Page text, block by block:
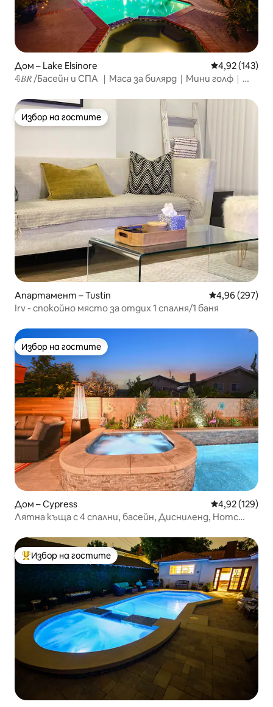
Дом – Lake Elsinore Средна
4,92 (143)
𝟜𝐵𝑅 /Басейн и СПА ｜Маса за билярд｜Мини голф｜
Избор на гостите
Избор на гостите
Апартамент – Tustin Средна
4,96 (297)
Irv - спокойно място за отдих 1 спалня/1 баня
Избор на гостите
Избор на гостите
Дом – Cypress Средна
4,92 (129)
Лятна къща с 4 спални, басейн, Дисниленд, Нотс
Най-популярен избор на гостите
Избор на гостите